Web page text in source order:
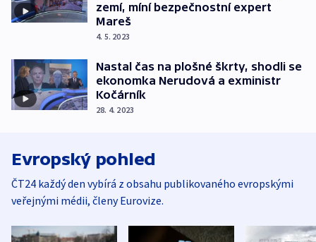
zemí, míní bezpečnostní expert
Mareš
4. 5. 2023
Nastal čas na plošné škrty, shodli se
ekonomka Nerudová a exministr
Kočárník
28. 4. 2023
Evropský pohled
ČT24 každý den vybírá z obsahu publikovaného evropskými
veřejnými médii, členy Eurovize.